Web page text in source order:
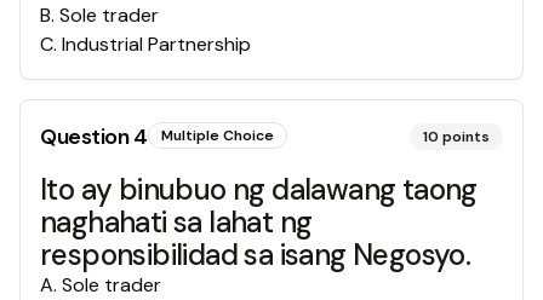
B. Sole trader
C. Industrial Partnership
Question4 Multiple Choice 10 points
Ito ay binubuo ng dalawang taong
naghahati sa lahat ng
responsibilidad sa isang Negosyo.
A. Sole trader